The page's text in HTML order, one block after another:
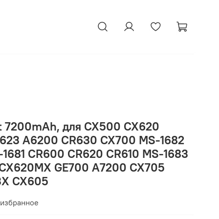
7200mAh, для CX500 CX620
A6200 CR630 CX700 MS-1682
CR600 CR620 CR610 MS-1683
GE700 A7200 CX705
CX605